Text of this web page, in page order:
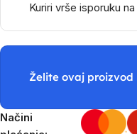
Kuriri vrše isporuku
Želite ovaj
Načini